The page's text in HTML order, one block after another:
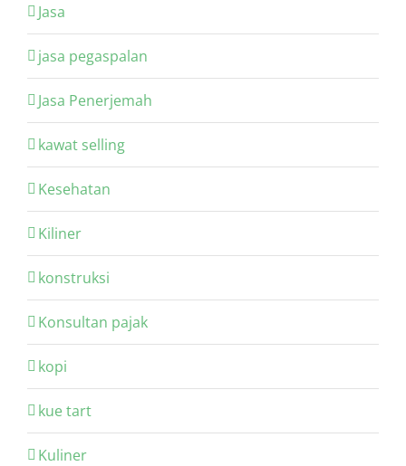
Jasa
jasa pegaspalan
Jasa Penerjemah
kawat selling
Kesehatan
Kiliner
konstruksi
Konsultan pajak
kopi
kue tart
Kuliner